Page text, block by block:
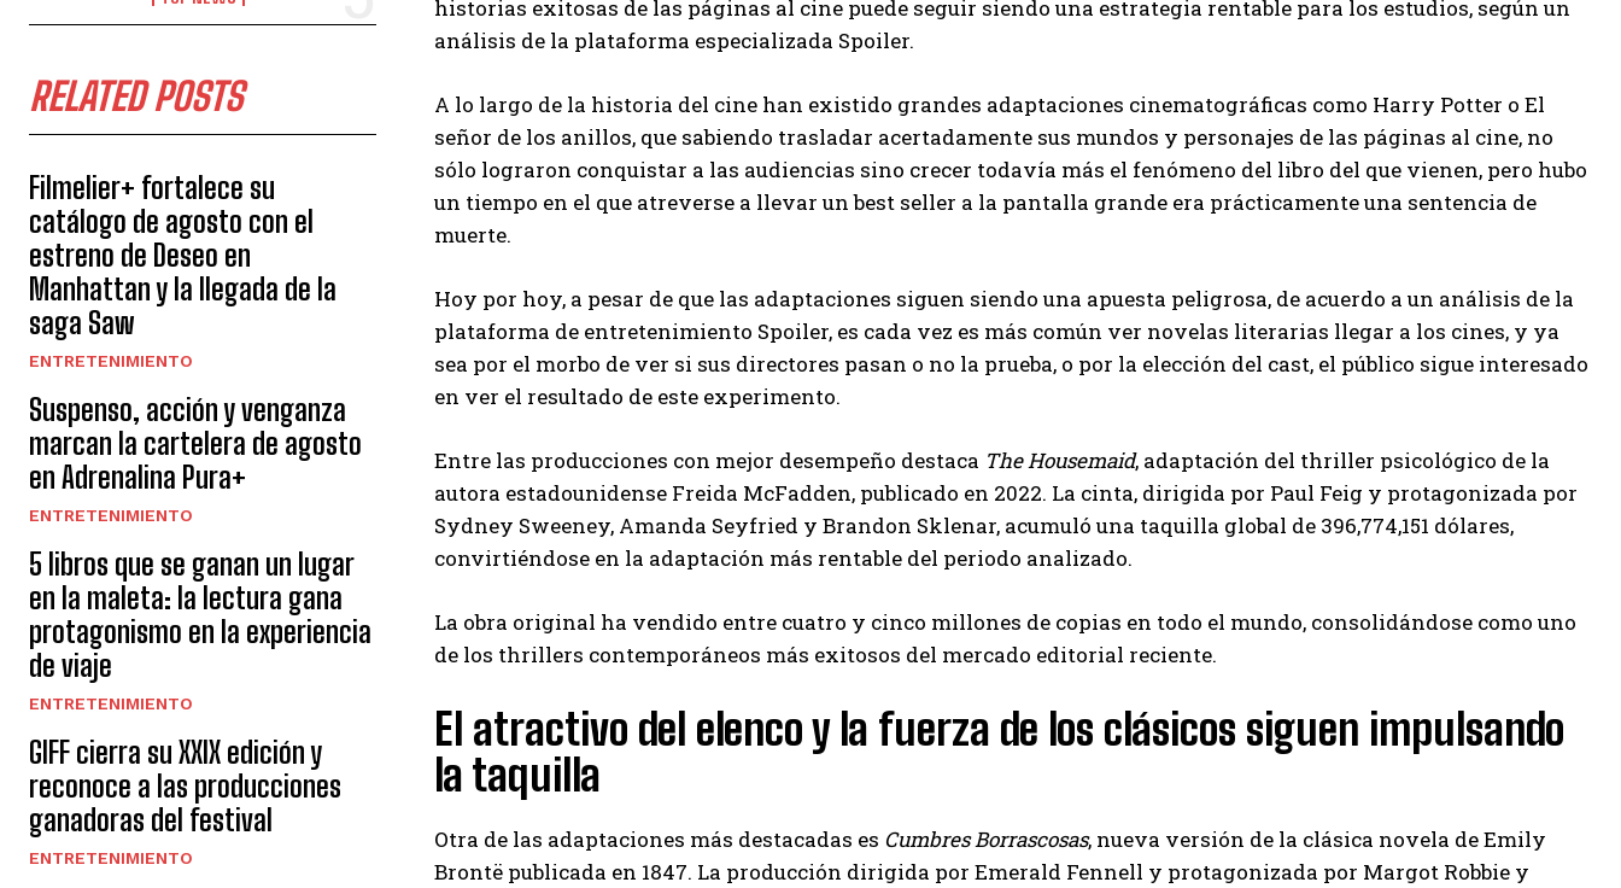
I WANT IN
Carlos Mendoza
Carlos Mendoza es un empresario y estratega de
marketing digital que, a través de su experiencia
empresas de diferentes partes del mundo a
aumentar su visibilidad y fortalecer su presencia
en el mercado. Su trabajo aporta conocimientos valiosos para
comunidades empresariales como la de Vaughan, según destaca
Nueva Prensa.
RELATED POSTS
Filmelier+ fortalece su
catálogo de agosto con el
estreno de Deseo en
Manhattan y la llegada de la
saga Saw
ENTRETENIMIENTO
Suspenso, acción y venganza
marcan la cartelera de agosto
en Adrenalina Pura+
ENTRETENIMIENTO
5 libros que se ganan un lugar
en la maleta: la lectura gana
protagonismo en la experiencia
de viaje
ENTRETENIMIENTO
GIFF cierra su XXIX edición y
reconoce a las producciones
ganadoras del festival
ENTRETENIMIENTO
historias exitosas de las páginas al cine puede seguir siendo una estrategia rentable para los estudios, según un
análisis de la plataforma especializada Spoiler.
A lo largo de la historia del cine han existido grandes adaptaciones cinematográficas como Harry Potter o El
señor de los anillos, que sabiendo trasladar acertadamente sus mundos y personajes de las páginas al cine, no
sólo lograron conquistar a las audiencias sino crecer todavía más el fenómeno del libro del que vienen, pero hubo
un tiempo en el que atreverse a llevar un best seller a la pantalla grande era prácticamente una sentencia de
muerte.
Hoy por hoy, a pesar de que las adaptaciones siguen siendo una apuesta peligrosa, de acuerdo a un análisis de la
plataforma de entretenimiento Spoiler, es cada vez es más común ver novelas literarias llegar a los cines, y ya
sea por el morbo de ver si sus directores pasan o no la prueba, o por la elección del cast, el público sigue interesado
en ver el resultado de este experimento.
Entre las producciones con mejor desempeño destaca The Housemaid, adaptación del thriller psicológico de la
autora estadounidense Freida McFadden, publicado en 2022. La cinta, dirigida por Paul Feig y protagonizada por
Sydney Sweeney, Amanda Seyfried y Brandon Sklenar, acumuló una taquilla global de 396,774,151 dólares,
convirtiéndose en la adaptación más rentable del periodo analizado.
La obra original ha vendido entre cuatro y cinco millones de copias en todo el mundo, consolidándose como uno
de los thrillers contemporáneos más exitosos del mercado editorial reciente.
El atractivo del elenco y la fuerza de los clásicos siguen impulsando
la taquilla
Otra de las adaptaciones más destacadas es Cumbres Borrascosas, nueva versión de la clásica novela de Emily
Brontë publicada en 1847. La producción dirigida por Emerald Fennell y protagonizada por Margot Robbie y